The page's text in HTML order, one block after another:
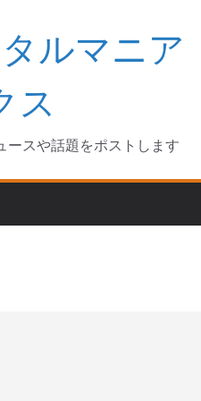
ルマニア
ス
ースや話題をポストします